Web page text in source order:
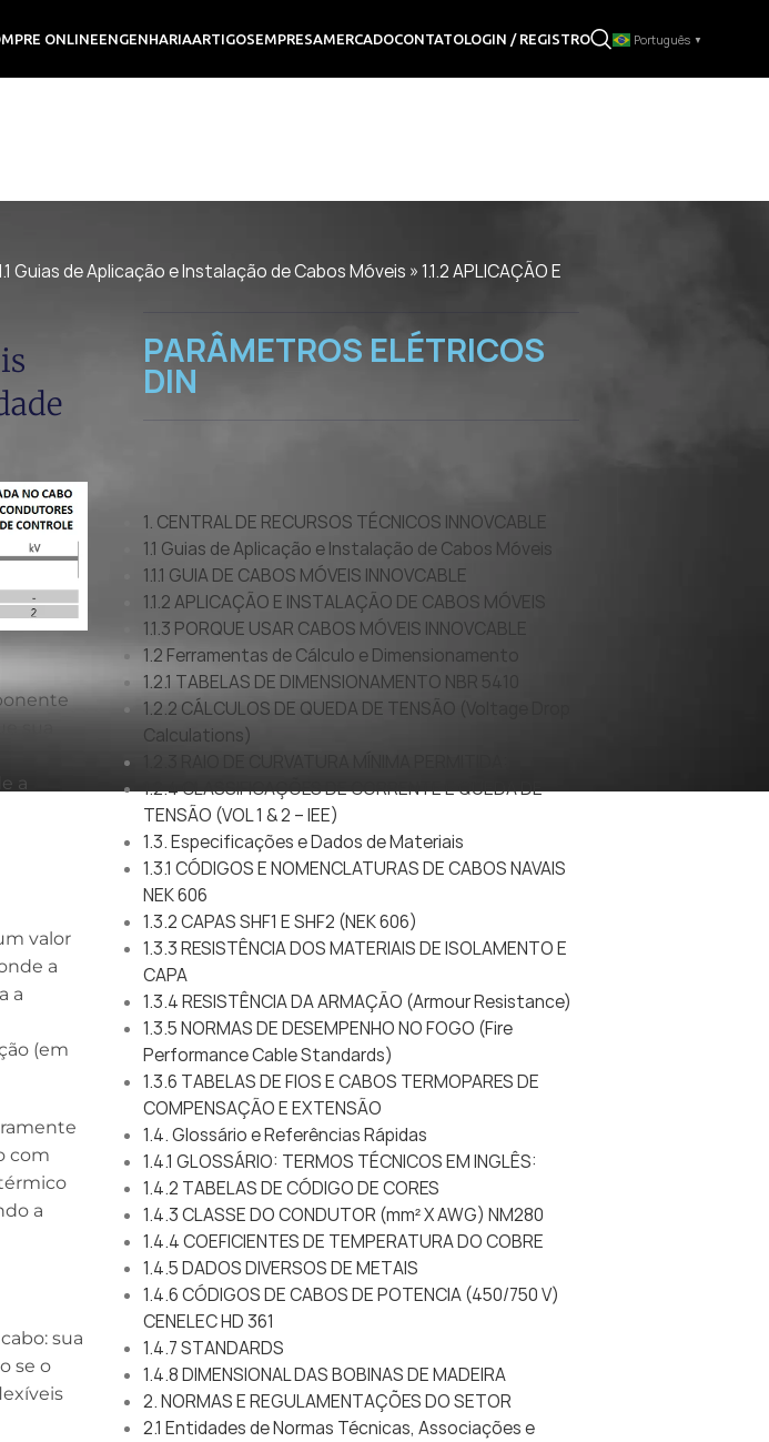
ONLINEENGENHARIAARTIGOSEMPRESAMERCADOCONTATOLOGIN / REGISTRO Português ▼
Guias de Aplicação e Instalação de Cabos Móveis »1.1.2 APLICAÇÃO E
sua
a
valor
a
a
(em
com
a
sua
se o
PARÂMETROS ELÉTRICOS
DIN
1. CENTRAL DE RECURSOS TÉCNICOS INNOVCABLE
1.1 Guias de Aplicação e Instalação de Cabos Móveis
1.1.1 GUIA DE CABOS MÓVEIS INNOVCABLE
1.1.2 APLICAÇÃO E INSTALAÇÃO DE CABOS MÓVEIS
1.1.3 PORQUE USAR CABOS MÓVEIS INNOVCABLE
1.2 Ferramentas de Cálculo e Dimensionamento
1.2.1 TABELAS DE DIMENSIONAMENTO NBR 5410
1.2.2 CÁLCULOS DE QUEDA DE TENSÃO (Voltage Drop
Calculations)
1.2.4 CLASSIFICAÇÕES DE CORRENTE E QUEDA DE
TENSÃO (VOL 1 & 2 – IEE)
1.3. Especificações e Dados de Materiais
1.3.1 CÓDIGOS E NOMENCLATURAS DE CABOS NAVAIS
NEK 606
1.3.2 CAPAS SHF1 E SHF2 (NEK 606)
1.3.3 RESISTÊNCIA DOS MATERIAIS DE ISOLAMENTO E
CAPA
1.3.4 RESISTÊNCIA DA ARMAÇÃO (Armour Resistance)
1.3.5 NORMAS DE DESEMPENHO NO FOGO (Fire
Performance Cable Standards)
1.3.6 TABELAS DE FIOS E CABOS TERMOPARES DE
COMPENSAÇÃO E EXTENSÃO
1.4. Glossário e Referências Rápidas
1.4.1 GLOSSÁRIO: TERMOS TÉCNICOS EM INGLÊS:
1.4.2 TABELAS DE CÓDIGO DE CORES
1.4.3 CLASSE DO CONDUTOR (mm² X AWG) NM280
1.4.4 COEFICIENTES DE TEMPERATURA DO COBRE
1.4.5 DADOS DIVERSOS DE METAIS
1.4.6 CÓDIGOS DE CABOS DE POTENCIA (450/750 V)
CENELEC HD 361
1.4.7 STANDARDS
1.4.8 DIMENSIONAL DAS BOBINAS DE MADEIRA
2. NORMAS E REGULAMENTAÇÕES DO SETOR
2.1 Entidades de Normas Técnicas, Associações e